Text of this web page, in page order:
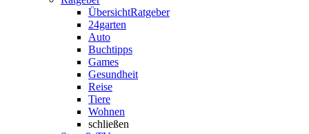
ÜbersichtRatgeber
24garten
Auto
Buchtipps
Games
Gesundheit
Reise
Tiere
Wohnen
schließen